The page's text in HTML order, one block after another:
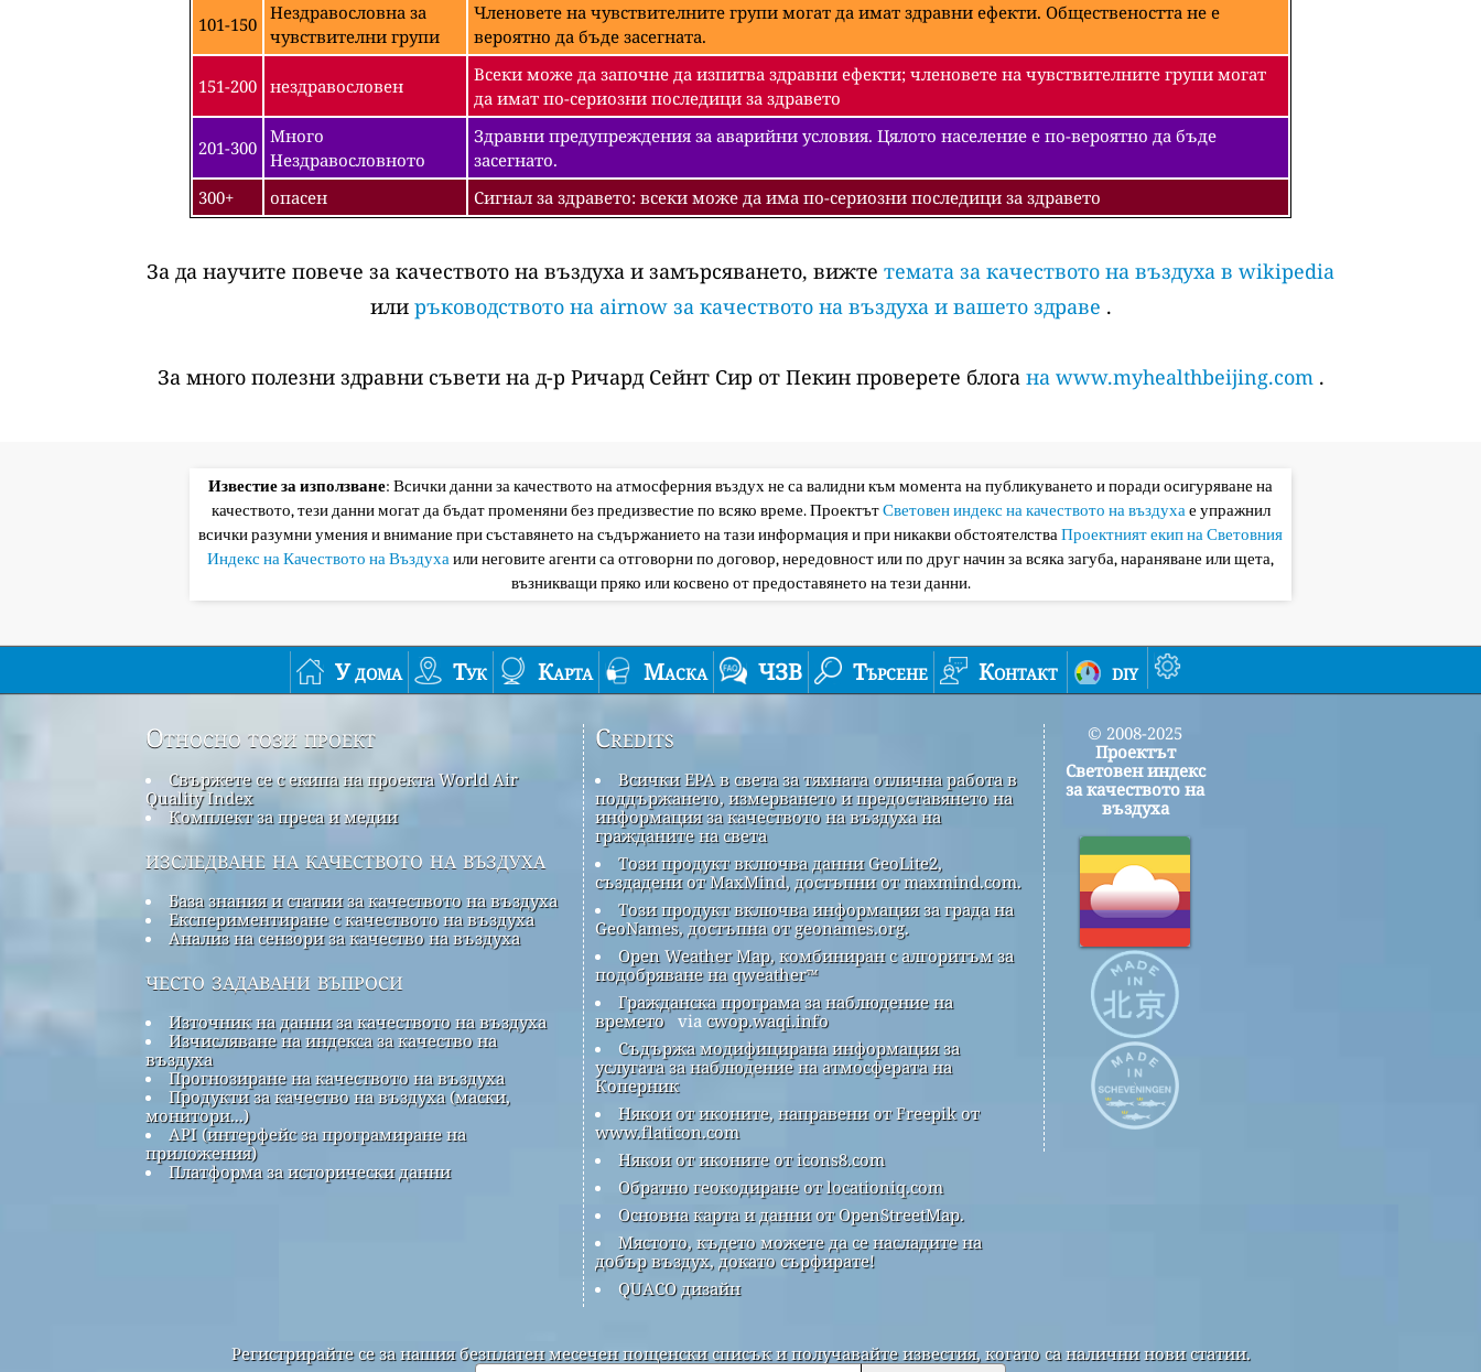
101-150
Нездравословна за
чувствителни групи
Членовете на чувствителните групи могат да имат здравни ефекти. Обществеността не е
вероятно да бъде засегната.
151-200 нездравословен
Всеки може да започне да изпитва здравни ефекти; членовете на чувствителните групи могат
да имат по-сериозни последици за здравето
201-300
Много
Нездравословното
Здравни предупреждения за аварийни условия. Цялото население е по-вероятно да бъде
засегнато.
300+
опасен Сигнал за здравето: всеки може да има по-сериозни последици за здравето
За да научите повече за качеството на въздуха и замърсяването, вижте темата за качеството на въздуха в wikipedia
или ръководството на airnow за качеството на въздуха и вашето здраве .
За много полезни здравни съвети на д-р Ричард Сейнт Сир от Пекин проверете блога на www.myhealthbeijing.com.
Известие за използване: Всички данни за качеството на атмосферния въздух не са валидни към момента на публикуването и поради осигуряване на
качеството, тези данни могат да бъдат променяни без предизвестие по всяко време. ПроектътСветовен индекс на качеството на въздухае упражнил
всички разумни умения и внимание при съставянето на съдържанието на тази информация и при никакви обстоятелстваПроектният екип на Световния
Индекс на Качеството на Въздухаили неговите агенти са отговорни по договор, нередовност или по друг начин за всяка загуба, нараняване или щета,
възникващи пряко или косвено от предоставянето на тези данни.
У дома Тук Карта Маска ЧЗВ Търсене Контакт diy
Относно този проект
Свържете се с екипа на проекта World Air
Quality Index
Комплект за преса и медии
изследване на качеството на въздуха
База знания и статии за качеството на въздуха
Експериментиране с качеството на въздуха
Анализ на сензори за качество на въздуха
често задавани въпроси
Източник на данни за качеството на въздуха
Изчисляване на индекса за качество на
въздуха
Прогнозиране на качеството на въздуха
Продукти за качество на въздуха (маски,
монитори...)
API (интерфейс за програмиране на
приложения)
Платформа за исторически данни
Credits
Всички EPA в света за тяхната отлична работа в
поддържането, измерването и предоставянето на
информация за качеството на въздуха на
гражданите на света
Този продукт включва данни GeoLite2,
създадени от MaxMind, достъпни от maxmind.com.
Този продукт включва информация за града на
GeoNames, достъпна от geonames.org.
Open Weather Map, комбиниран с алгоритъм за
подобряване на qweather™
Гражданска програма за наблюдение на
времето via cwop.waqi.info
Съдържа модифицирана информация за
услугата за наблюдение на атмосферата на
Коперник
Някои от иконите, направени от Freepik от
www.flaticon.com
Някои от иконите от icons8.com
Обратно геокодиране от locationiq.com
Основна карта и данни от OpenStreetMap.
Мястото, където можете да се насладите на
добър въздух, докато сърфирате!
QUACO дизайн
© 2008-2025
Проектът
Световен индекс
за качеството на
въздуха
Регистрирайте се за нашия безплатен месечен пощенски списък и получавайте известия, когато са налични нови статии.